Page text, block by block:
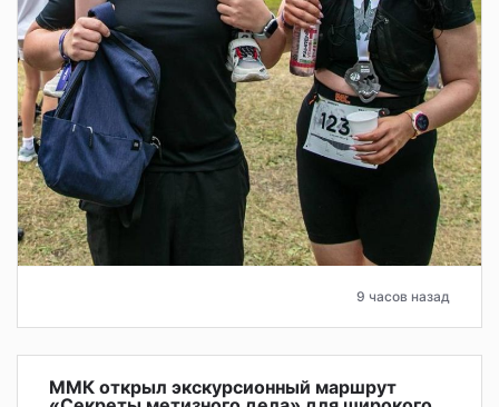
9 часов назад
ММК открыл экскурсионный маршрут